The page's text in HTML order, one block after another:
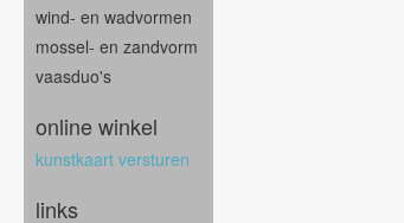
wind- en wadvormen
mossel- en zandvorm
vaasduo's
online winkel
kunstkaart versturen
links